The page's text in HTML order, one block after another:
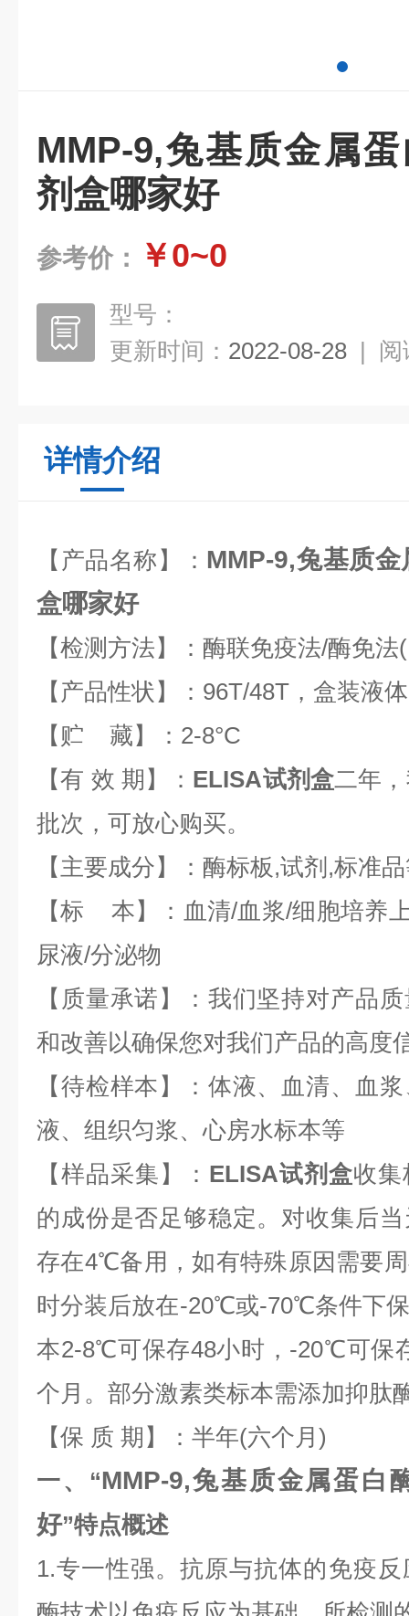
MMP-9,兔基质金属
剂盒哪家好
参考价： ￥0~0
型号：
更新时间： 2022-08-28 | 阅
详情介绍
【产品名称】： MMP-9,兔基质
盒哪家好
【检测方法】：酶联免疫法/酶免法
【产品性状】：96T/48T，盒装液体
【贮 藏】：2-8°C
【有 效 期】： ELISA试剂盒二年
批次，可放心购买。
【主要成分】：酶标板,试剂,标准
【标 本】：血清/血浆/细胞培养
尿液/分泌物
【质量承诺】：我们坚持对产品
和改善以确保您对我们产品的高度
【待检样本】：体液、血清、血
液、组织匀浆、心房水标本等
【样品采集】： ELISA试剂盒收
的成份是否足够稳定。对收集后
存在4℃备用，如有特殊原因需要
时分装后放在-20℃或-70℃条件下
本2-8℃可保存48小时，-20℃可保
个月。部分激素类标本需添加抑肽
【保 质 期】：半年(六个月)
一、“MMP-9,兔基质金属蛋白
好”特点概述
1.专一性强。抗原与抗体的免疫